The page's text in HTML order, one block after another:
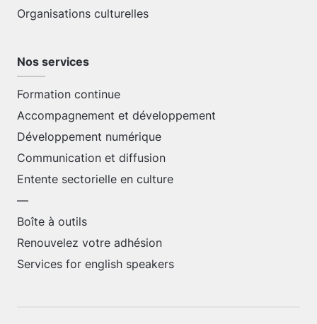
Organisations culturelles
Nos services
Formation continue
Accompagnement et développement
Développement numérique
Communication et diffusion
Entente sectorielle en culture
—
Boîte à outils
Renouvelez votre adhésion
Services for english speakers